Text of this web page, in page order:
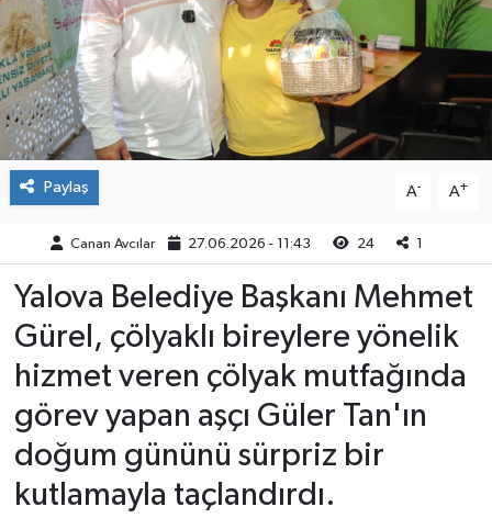
Paylaş A- A+
Canan Avcılar 27.06.2026 - 11:43 24 1
Yalova Belediye Başkanı Mehmet
Gürel, çölyaklı bireylere yönelik
hizmet veren çölyak mutfağında
görev yapan aşçı Güler Tan'ın
doğum gününü sürpriz bir
kutlamayla taçlandırdı.